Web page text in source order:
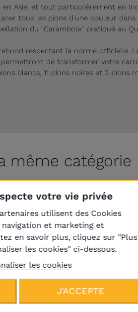
Asie, et tout particulièrement en
tous les pions d'une couleur
du "Carambole" pratiqué au
respectant la norme officielle.
de transformer votre
blancs, 11 pions noires et 2 pions
même catégorie
votre vie privée
utilisent des Cookies
et marketing et
en savoir plus, cliquez sur "Plus
les cookies" ci-dessous.
les cookies
J'ACCEPTE